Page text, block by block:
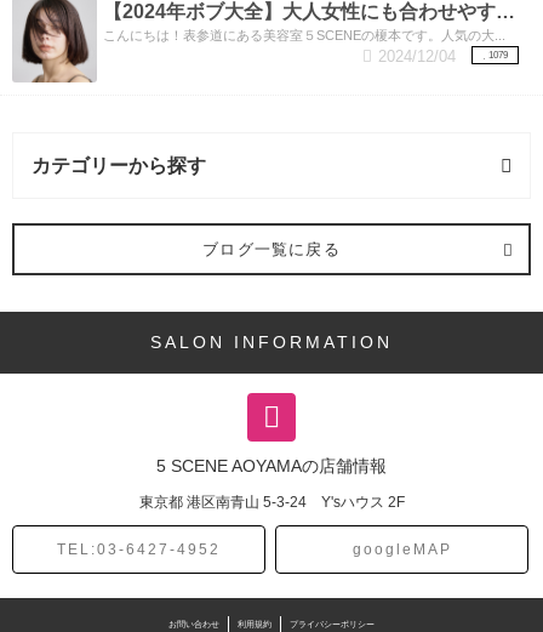
【2024年ボブ大全】大人女性にも合わせやすい流行りのボブ！
こんにちは！表参道にある美容室５SCENEの榎本です。人気の大...
1079
2024/12/04
カテゴリーから探す
ヘアスタイル (4記事)
お悩み解決 (2記事)
ブログ一覧に戻る
SALON INFORMATION
5 SCENE AOYAMAの店舗情報
東京都 港区南青山 5-3-24 Y'sハウス 2F
TEL:03-6427-4952 googleMAP
お問い合わせ 利用規約 プライバシーポリシー